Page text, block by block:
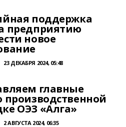
поддержка
предприятию
новое
23 ДЕКАБРЯ 2024, 05:48
главные
производственной
ОЭЗ «Алга»
2 АВГУСТА 2024, 06:35